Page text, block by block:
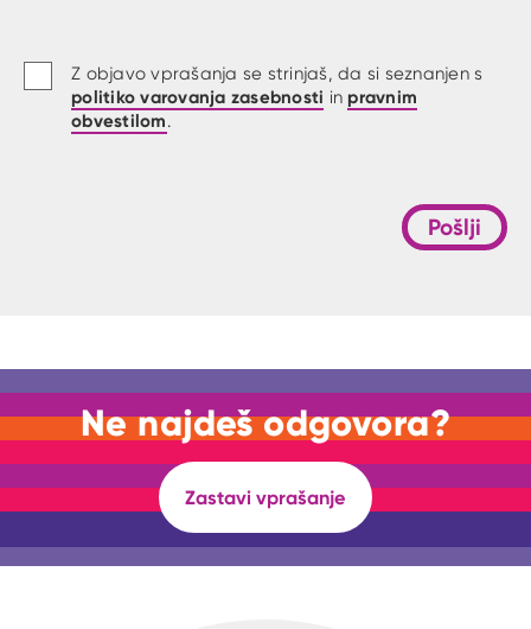
Z objavo vprašanja se strinjaš, da si seznanjen s
politiko varovanja zasebnosti in pravnim
obvestilom.
Pošlji
Ne najdeš odgovora?
Zastavi vprašanje